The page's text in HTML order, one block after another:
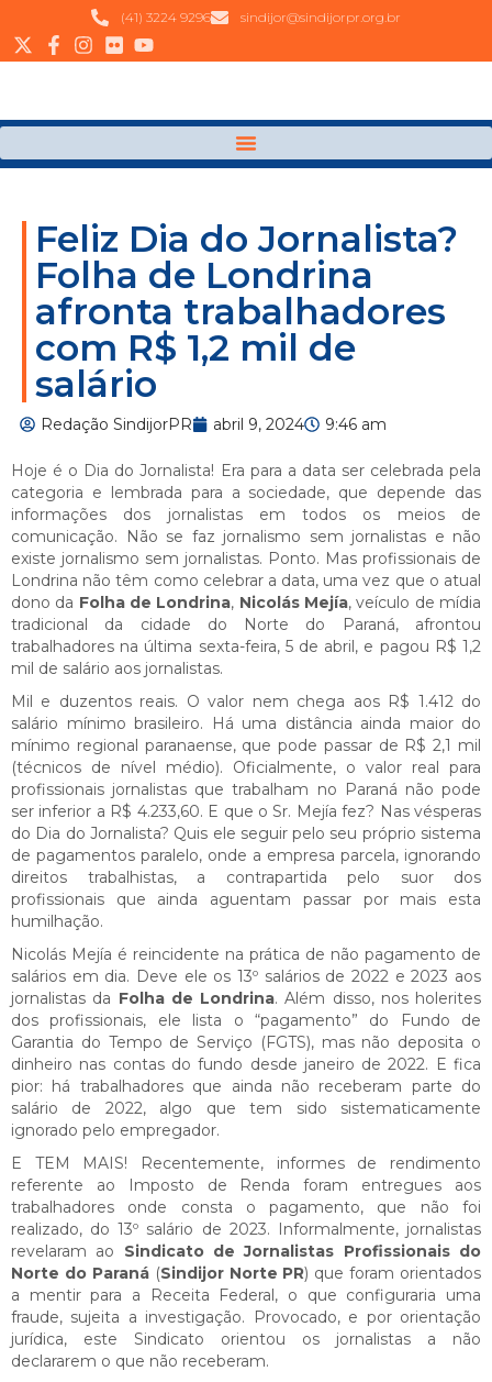
(41) 3224 9296 sindijor@sindijorpr.org.br
Feliz Dia do Jornalista?
Folha de Londrina
afronta trabalhadores
com R$ 1,2 mil de
salário
Redação SindijorPR abril 9, 2024 9:46 am
Hoje é o Dia do Jornalista! Era para a data ser celebrada pela
categoria e lembrada para a sociedade, que depende das
informações dos jornalistas em todos os meios de
comunicação. Não se faz jornalismo sem jornalistas e não
existe jornalismo sem jornalistas. Ponto. Mas profissionais de
Londrina não têm como celebrar a data, uma vez que o atual
dono da Folha de Londrina, Nicolás Mejía, veículo de mídia
tradicional da cidade do Norte do Paraná, afrontou
trabalhadores na última sexta-feira, 5 de abril, e pagou R$ 1,2
mil de salário aos jornalistas.
Mil e duzentos reais. O valor nem chega aos R$ 1.412 do
salário mínimo brasileiro. Há uma distância ainda maior do
mínimo regional paranaense, que pode passar de R$ 2,1 mil
(técnicos de nível médio). Oficialmente, o valor real para
profissionais jornalistas que trabalham no Paraná não pode
ser inferior a R$ 4.233,60. E que o Sr. Mejía fez? Nas vésperas
do Dia do Jornalista? Quis ele seguir pelo seu próprio sistema
de pagamentos paralelo, onde a empresa parcela, ignorando
direitos trabalhistas, a contrapartida pelo suor dos
profissionais que ainda aguentam passar por mais esta
humilhação.
Nicolás Mejía é reincidente na prática de não pagamento de
salários em dia. Deve ele os 13º salários de 2022 e 2023 aos
jornalistas da Folha de Londrina. Além disso, nos holerites
dos profissionais, ele lista o “pagamento” do Fundo de
Garantia do Tempo de Serviço (FGTS), mas não deposita o
dinheiro nas contas do fundo desde janeiro de 2022. E fica
pior: há trabalhadores que ainda não receberam parte do
salário de 2022, algo que tem sido sistematicamente
ignorado pelo empregador.
E TEM MAIS! Recentemente, informes de rendimento
referente ao Imposto de Renda foram entregues aos
trabalhadores onde consta o pagamento, que não foi
realizado, do 13º salário de 2023. Informalmente, jornalistas
revelaram ao Sindicato de Jornalistas Profissionais do
Norte do Paraná(Sindijor Norte PR) que foram orientados
a mentir para a Receita Federal, o que configuraria uma
fraude, sujeita a investigação. Provocado, e por orientação
jurídica, este Sindicato orientou os jornalistas a não
declararem o que não receberam.